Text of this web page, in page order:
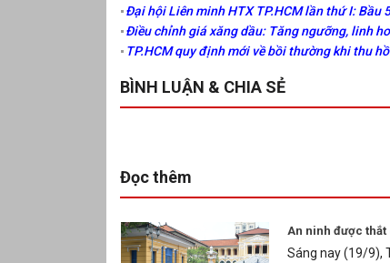
Đại hội Liên minh HTX TP.HCM lần thứ I: Bầu
Điều chỉnh giá xăng dầu: Tăng ngưỡng, linh
TP.HCM quy định mới về bồi thường khi thu
BÌNH LUẬN & CHIA SẺ
Đọc thêm
An ninh được
Sáng nay (19/9),